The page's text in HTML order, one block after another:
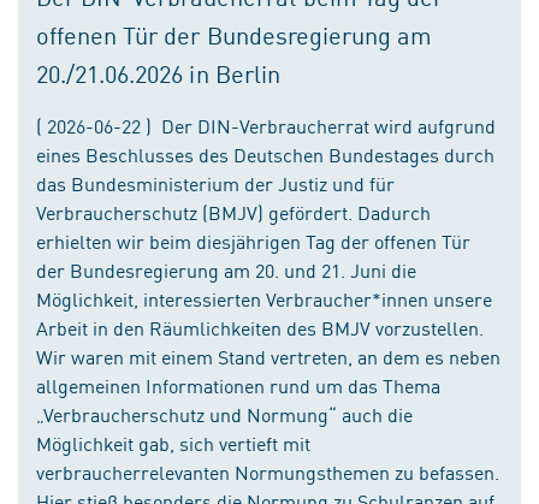
offenen Tür der Bundesregierung am
20./21.06.2026 in Berlin
( 2026-06-22 ) Der DIN-Verbraucherrat wird aufgrund
eines Beschlusses des Deutschen Bundestages durch
das Bundesministerium der Justiz und für
Verbraucherschutz (BMJV) gefördert. Dadurch
erhielten wir beim diesjährigen Tag der offenen Tür
der Bundesregierung am 20. und 21. Juni die
Möglichkeit, interessierten Verbraucher*innen unsere
Arbeit in den Räumlichkeiten des BMJV vorzustellen.
Wir waren mit einem Stand vertreten, an dem es neben
allgemeinen Informationen rund um das Thema
„Verbraucherschutz und Normung“ auch die
Möglichkeit gab, sich vertieft mit
verbraucherrelevanten Normungsthemen zu befassen.